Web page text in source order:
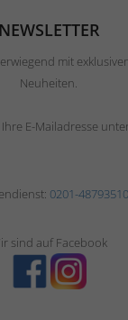
NEWSLETTER
mit
Neuheiten.
E-Mailadresse
0201-48793510
sind auf Facebook